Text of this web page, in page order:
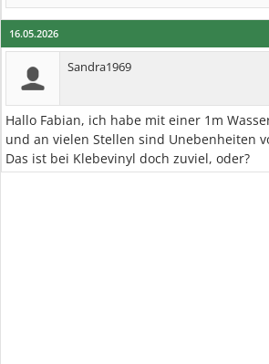
16.05.2026
Sandra1969
Hallo Fabian, ich habe mit einer 1m
und an vielen Stellen sind Unebenheiten
Das ist bei Klebevinyl doch zuviel, oder?